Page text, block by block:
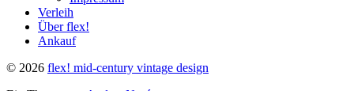
Verleih
Über flex!
Ankauf
© 2026 flex! mid-century vintage design